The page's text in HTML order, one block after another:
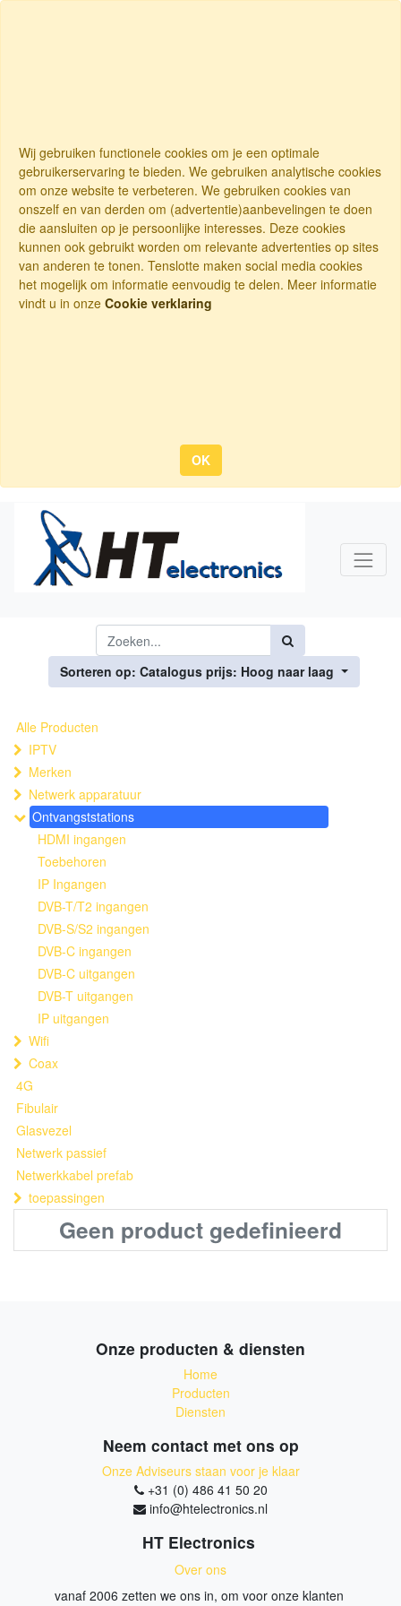
Wij gebruiken functionele cookies om je een optimale
gebruikerservaring te bieden. We gebruiken analytische cookies
om onze website te verbeteren. We gebruiken cookies van
onszelf en van derden om (advertentie)aanbevelingen te doen
die aansluiten op je persoonlijke interesses. Deze cookies
kunnen ook gebruikt worden om relevante advertenties op sites
van anderen te tonen. Tenslotte maken social media cookies
het mogelijk om informatie eenvoudig te delen. Meer informatie
vindt u in onze Cookie verklaring
OK
Sorteren op: Catalogus prijs: Hoog naar laag
Alle Producten
IPTV
Merken
Netwerk apparatuur
Ontvangststations
HDMI ingangen
Toebehoren
IP Ingangen
DVB-T/T2 ingangen
DVB-S/S2 ingangen
DVB-C ingangen
DVB-C uitgangen
DVB-T uitgangen
IP uitgangen
Wifi
Coax
4G
Fibulair
Glasvezel
Netwerk passief
Netwerkkabel prefab
toepassingen
Geen product gedefinieerd
Onze producten & diensten
Home
Producten
Diensten
Neem contact met ons op
Onze Adviseurs staan voor je klaar
+31 (0) 486 41 50 20
info@htelectronics.nl
HT Electronics
Over ons
vanaf 2006 zetten we ons in, om voor onze klanten